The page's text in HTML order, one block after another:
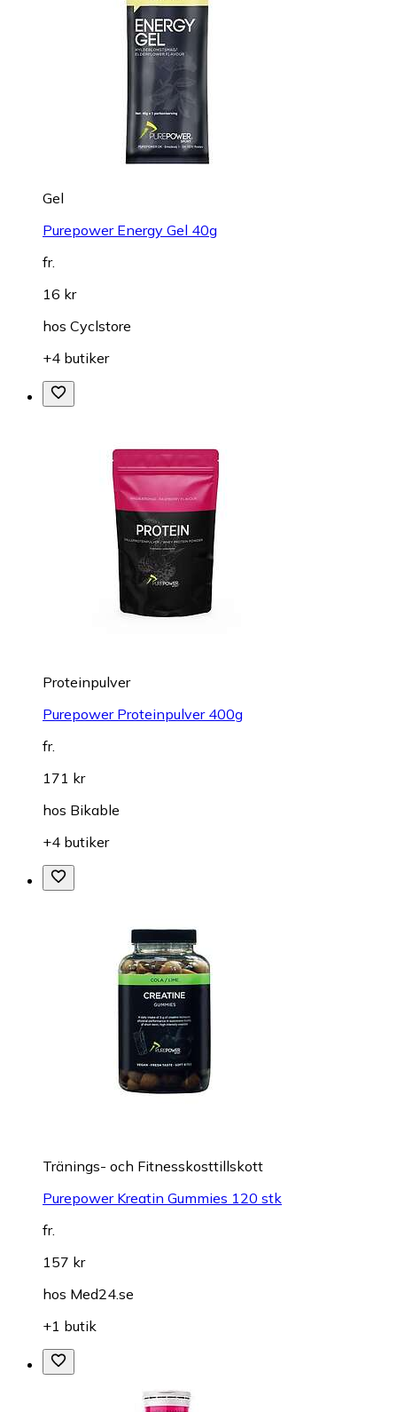
Gel
Purepower Energy Gel 40g
fr.
16 kr
hos Cyclstore
+4 butiker
Proteinpulver
Purepower Proteinpulver 400g
fr.
171 kr
hos Bikable
+4 butiker
Tränings- och Fitnesskosttillskott
Purepower Kreatin Gummies 120 stk
fr.
157 kr
hos Med24.se
+1 butik